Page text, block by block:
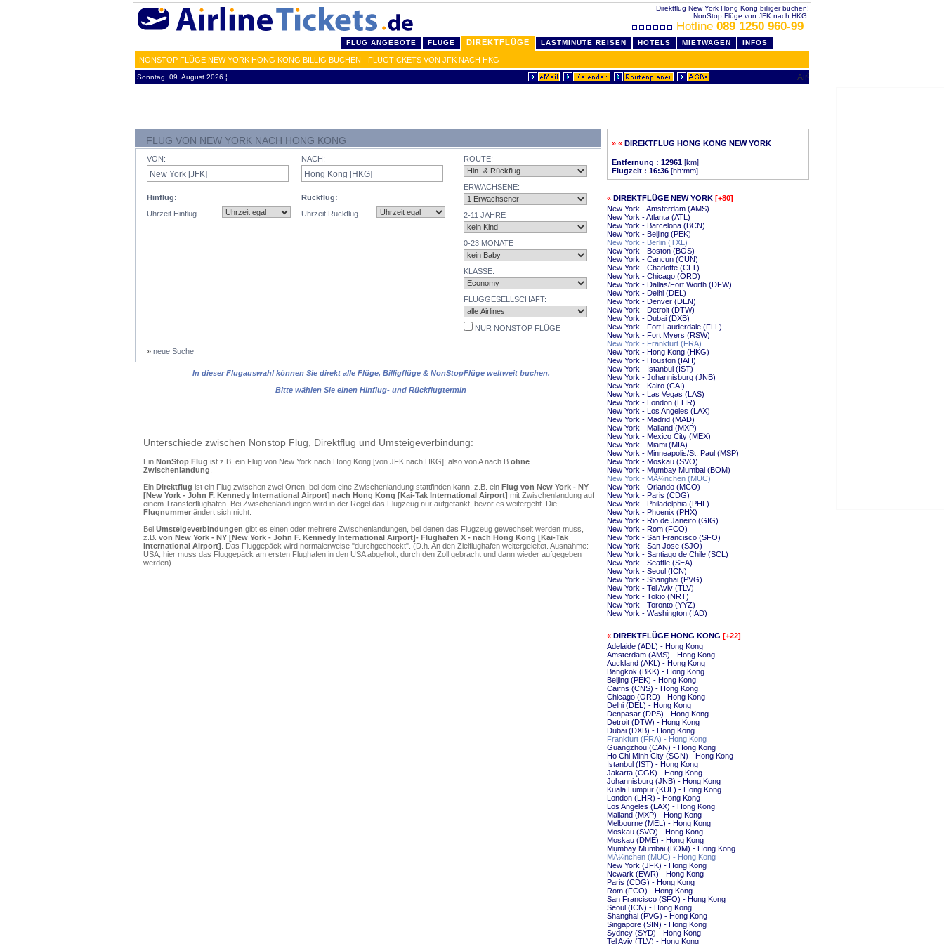
Direktflug New York Hong Kong billiger buchen!
NonStop Flüge von JFK nach HKG.
Hotline 089 1250 960-99
FLUG ANGEBOTE FLÜGE DIREKTFLÜGE LASTMINUTE REISEN HOTELS MIETWAGEN INFOS
NONSTOP FLÜGE NEW YORK HONG KONG BILLIG BUCHEN - FLUGTICKETS VON JFK NACH HKG
Sonntag, 09. August 2026 ¦
FLUG VON NEW YORK NACH HONG KONG
VON:
Hinflug:
Uhrzeit Hinflug
NACH:
Rückflug:
Uhrzeit Rückflug
ROUTE:
ERWACHSENE:
2-11 JAHRE
0-23 MONATE
KLASSE:
FLUGGESELLSCHAFT:
NUR NONSTOP FLÜGE
» neue Suche
In dieser Flugauswahl können Sie direkt alle Flüge, Billigflüge & NonStopFlüge weltweit buchen.
Bitte wählen Sie einen Hinflug- und Rückflugtermin
Unterschiede zwischen Nonstop Flug, Direktflug und Umsteigeverbindung:
Ein NonStop Flug ist z.B. ein Flug von New York nach Hong Kong [von JFK nach HKG]; also von A nach B ohne
Zwischenlandung
Ein Direktflug ist ein Flug zwischen zwei Orten, bei dem eine Zwischenlandung stattfinden kann, z.B. ein Flug von New York - NY
[New York - John F. Kennedy International Airport] nach Hong Kong [Kai-Tak International Airport] mit Zwischenlandung auf
einem Transferflughafen. Bei Zwischenlandungen wird in der Regel das Flugzeug nur aufgetankt, bevor es weitergeht. Die
Flugnummer ändert sich nicht.
Bei Umsteigeverbindungen gibt es einen oder mehrere Zwischenlandungen, bei denen das Flugzeug gewechselt werden muss,
z.B. von New York - NY [New York - John F. Kennedy International Airport]- Flughafen X - nach Hong Kong [Kai-Tak
International Airport] . Das Fluggepäck wird normalerweise "durchgecheckt". (D.h. An den Zielflughafen weitergeleitet. Ausnahme:
USA, hier muss das Fluggepäck am ersten Flughafen in den USA abgeholt, durch den Zoll gebracht und dann wieder aufgegeben
werden)
» « DIREKTFLUG HONG KONG NEW YORK
Entfernung : 12961 [km]
Flugzeit : 16:36 [hh:mm]
« DIREKTFLÜGE NEW YORK [+80]
New York - Amsterdam (AMS)
New York - Atlanta (ATL)
New York - Barcelona (BCN)
New York - Beijing (PEK)
New York - Berlin (TXL)
New York - Boston (BOS)
New York - Cancun (CUN)
New York - Charlotte (CLT)
New York - Chicago (ORD)
New York - Dallas/Fort Worth (DFW)
New York - Delhi (DEL)
New York - Denver (DEN)
New York - Detroit (DTW)
New York - Dubai (DXB)
New York - Fort Lauderdale (FLL)
New York - Fort Myers (RSW)
New York - Frankfurt (FRA)
New York - Hong Kong (HKG)
New York - Houston (IAH)
New York - Istanbul (IST)
New York - Johannisburg (JNB)
New York - Kairo (CAI)
New York - Las Vegas (LAS)
New York - London (LHR)
New York - Los Angeles (LAX)
New York - Madrid (MAD)
New York - Mailand (MXP)
New York - Mexico City (MEX)
New York - Miami (MIA)
New York - Minneapolis/St. Paul (MSP)
New York - Moskau (SVO)
New York - Mumbay Mumbai (BOM)
New York - MÃ¼nchen (MUC)
New York - Orlando (MCO)
New York - Paris (CDG)
New York - Philadelphia (PHL)
New York - Phoenix (PHX)
New York - Rio de Janeiro (GIG)
New York - Rom (FCO)
New York - San Francisco (SFO)
New York - San Jose (SJO)
New York - Santiago de Chile (SCL)
New York - Seattle (SEA)
New York - Seoul (ICN)
New York - Shanghai (PVG)
New York - Tel Aviv (TLV)
New York - Tokio (NRT)
New York - Toronto (YYZ)
New York - Washington (IAD)
« DIREKTFLÜGE HONG KONG [+22]
Adelaide (ADL) - Hong Kong
Amsterdam (AMS) - Hong Kong
Auckland (AKL) - Hong Kong
Bangkok (BKK) - Hong Kong
Beijing (PEK) - Hong Kong
Cairns (CNS) - Hong Kong
Chicago (ORD) - Hong Kong
Delhi (DEL) - Hong Kong
Denpasar (DPS) - Hong Kong
Detroit (DTW) - Hong Kong
Dubai (DXB) - Hong Kong
Frankfurt (FRA) - Hong Kong
Guangzhou (CAN) - Hong Kong
Ho Chi Minh City (SGN) - Hong Kong
Istanbul (IST) - Hong Kong
Jakarta (CGK) - Hong Kong
Johannisburg (JNB) - Hong Kong
Kuala Lumpur (KUL) - Hong Kong
London (LHR) - Hong Kong
Los Angeles (LAX) - Hong Kong
Mailand (MXP) - Hong Kong
Melbourne (MEL) - Hong Kong
Moskau (SVO) - Hong Kong
Moskau (DME) - Hong Kong
Mumbay Mumbai (BOM) - Hong Kong
MÃ¼nchen (MUC) - Hong Kong
New York (JFK) - Hong Kong
Newark (EWR) - Hong Kong
Paris (CDG) - Hong Kong
Rom (FCO) - Hong Kong
San Francisco (SFO) - Hong Kong
Seoul (ICN) - Hong Kong
Shanghai (PVG) - Hong Kong
Singapore (SIN) - Hong Kong
Sydney (SYD) - Hong Kong
Tel Aviv (TLV) - Hong Kong